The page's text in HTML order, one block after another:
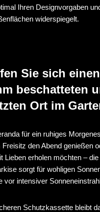
Ihren Designvorgaben
widerspiegelt.
Sie sich einen
beschatteten
Ort im
für ein ruhiges
den Abend genießen
Lieben erholen möchten – die
sorgt für wohligen
vor intensiver
Schutzkassette bleibt